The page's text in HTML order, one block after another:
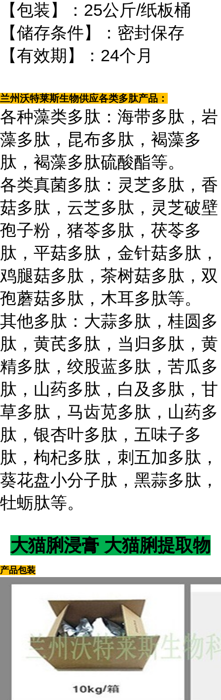
【包装】：25公斤/纸板桶
【储存条件】：密封保存
【有效期】：24个月
兰州沃特莱斯生物供应各类多肽产品：
各种藻类多肽：海带多肽，岩
藻多肽，昆布多肽，褐藻多
肽，褐藻多肽硫酸酯等。
各类真菌多肽：灵芝多肽，香
菇多肽，云芝多肽，灵芝破壁
孢子粉，猪苓多肽，茯苓多
肽，平菇多肽，金针菇多肽，
鸡腿菇多肽，茶树菇多肽，双
孢蘑菇多肽，木耳多肽等。
其他多肽：大蒜多肽，桂圆多
肽，黄芪多肽，当归多肽，黄
精多肽，绞股蓝多肽，苦瓜多
肽，山药多肽，白及多肽，甘
草多肽，马齿苋多肽，山药多
肽，银杏叶多肽，五味子多
肽，枸杞多肽，刺五加多肽，
葵花盘小分子肽，黑蒜多肽，
牡蛎肽等。
大猫脷浸膏 大猫脷提取物
产品包装